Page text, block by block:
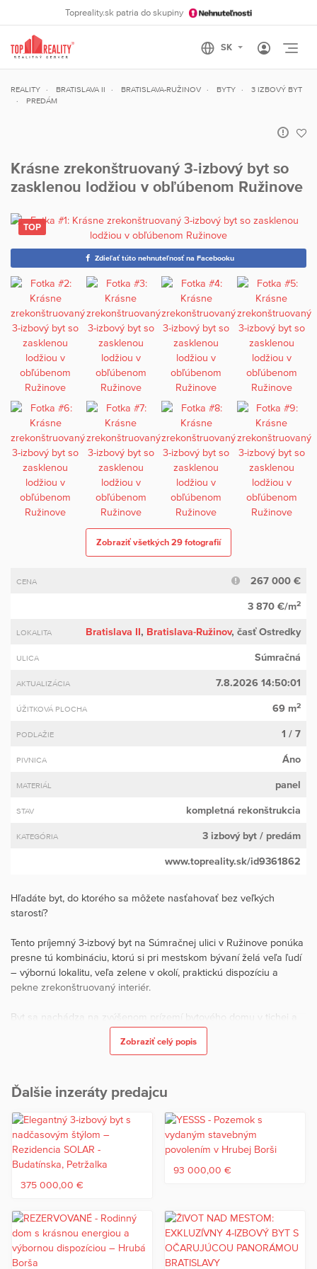
Topreality.sk patria do skupiny
REALITY BRATISLAVA II BRATISLAVA-RUŽINOV BYTY
3 IZBOVÝ BYT
PREDÁM
Krásne zrekonštruovaný 3-izbový byt so
zasklenou lodžiou v obľúbenom Ružinove
Zdieľať túto nehnuteľnosť na Facebooku
Zobraziť všetkých 29 fotografií
CENA 267 000 €
3 870 €/m2
LOKALITA Bratislava II, Bratislava-Ružinov, časť Ostredky
ULICA Súmračná
AKTUALIZÁCIA 7.8.2026 14:50:01
ÚŽITKOVÁ PLOCHA 69 m2
PODLAŽIE 1 / 7
PIVNICA Áno
MATERIÁL panel
STAV kompletná rekonštrukcia
KATEGÓRIA 3 izbový byt / predám
www.topreality.sk/id9361862
Hľadáte byt, do ktorého sa môžete nasťahovať bez veľkých
starostí?
Tento príjemný 3-izbový byt na Súmračnej ulici v Ružinove ponúka
presne tú kombináciu, ktorú si pri mestskom bývaní želá veľa ľudí
– výbornú lokalitu, veľa zelene v okolí, praktickú dispozíciu a
pekne zrekonštruovaný interiér.
Byt sa nachádza na zvýšenom prízemí bytového domu v tichej a
obľúbenej časti Ružinova. Je dostupný aj výťahom - bezbariérový
prístup. Okolie domu pôsobí pokojne, s množstvom zelene,
Byt prešiel kompletnou rekonštrukciou a pôsobí veľmi príjemne,
čisto a moderne. V interiéri sú použité neutrálne farby, drevodekor,
sivé tóny a praktické riešenia, vďaka čomu byt vytvára útulný a
zároveň nadčasový dojem.
- priestranná obývacia izba so zasklenou lodžiou,
- samostatná spálňa,
- menšia detská izba alebo pracovňa,
- samostatná kuchyňa s kuchynskou linkou so vstavanými
Zobraziť celý popis
Ďalšie inzeráty predajcu
375 000,00 €
93 000,00 €